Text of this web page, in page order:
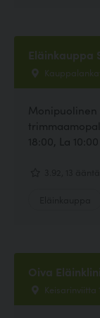
Eläinkauppa
Monipuolinen
18:00, La
Oiva
Keisarinviitta